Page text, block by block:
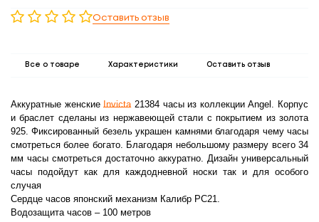
Оставить отзыв
Все о товаре Характеристики Оставить отзыв
Аккуратные женскиеInvicta21384 часы из коллекцииAngel . Корпус
и браслет сделаны из нержавеющей стали с покрытием из золота
925. Фиксированный безель украшен камнями благодаря чему часы
смотреться более богато. Благодаря небольшому размеру всего 34
мм часы смотреться достаточно аккуратно. Дизайн универсальный
часы подойдут как для каждодневной носки так и для особого
случая
Сердце часов японский механизм Калибр PC21.
Водозащита часов – 100 метров